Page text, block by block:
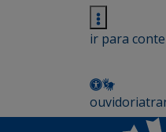
ir para
ouvidoria